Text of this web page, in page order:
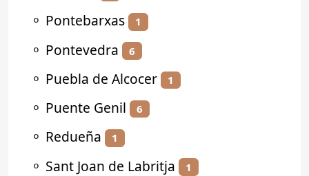
⚬ Pontebarxas 1
⚬ Pontevedra 6
⚬ Puebla de Alcocer 1
⚬ Puente Genil 6
⚬ Redueña 1
⚬ Sant Joan de Labritja 1